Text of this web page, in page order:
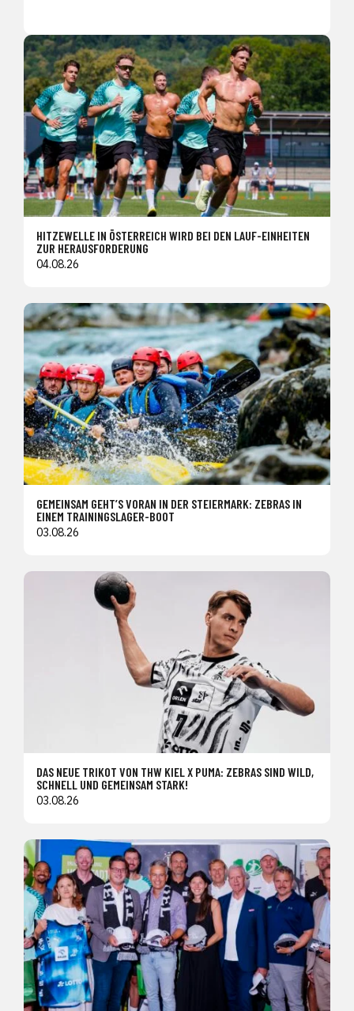
HITZEWELLE IN ÖSTERREICH WIRD BEI DEN LAUF-EINHEITEN
ZUR HERAUSFORDERUNG
04.08.26
GEMEINSAM GEHT’S VORAN IN DER STEIERMARK: ZEBRAS IN
EINEM TRAININGSLAGER-BOOT
03.08.26
DAS NEUE TRIKOT VON THW KIEL X PUMA: ZEBRAS SIND WILD,
SCHNELL UND GEMEINSAM STARK!
03.08.26